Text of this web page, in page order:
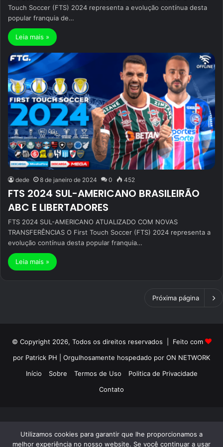
Touch Soccer (FTS) 2024 representa a evolução contínua desta
popular franquia de…
Leia mais »
dede 8 de janeiro de 2024 0 452
FTS 2024 SUL-AMERICANO BRASILEIRÃO
ABC E LIBERTADORES
FTS 2024 SUL-AMERICANO ATUALIZADO COM NOVAS
TRANSFERÊNCIAS O First Touch Soccer (FTS) 2024 representa a
evolução contínua desta popular franquia…
Leia mais »
Próxima página
© Copyright 2026, Todos os direitos reservados | Feito com
por Patrick PH | Orgulhosamente hospedado por ON NETWORK
Início
Sobre Termos de Uso
Politica de Privacidade
Contato
Utilizamos cookies para garantir que lhe proporcionamos a
melhor experiência no nosso website. Se você continuar a usar